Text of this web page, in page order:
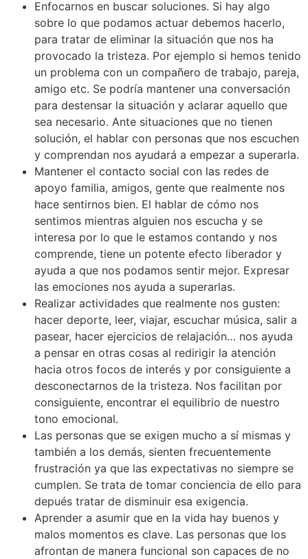
Enfocarnos en buscar soluciones. Si hay algo
sobre lo que podamos actuar debemos hacerlo,
para tratar de eliminar la situación que nos ha
provocado la tristeza. Por ejemplo si hemos tenido
un problema con un compañero de trabajo, pareja,
amigo etc. Se podría mantener una conversación
para destensar la situación y aclarar aquello que
sea necesario. Ante situaciones que no tienen
solución, el hablar con personas que nos escuchen
y comprendan nos ayudará a empezar a superarla.
Mantener el contacto social con las redes de
apoyo familia, amigos, gente que realmente nos
hace sentirnos bien. El hablar de cómo nos
sentimos mientras alguien nos escucha y se
interesa por lo que le estamos contando y nos
comprende, tiene un potente efecto liberador y
ayuda a que nos podamos sentir mejor. Expresar
las emociones nos ayuda a superarlas.
Realizar actividades que realmente nos gusten:
hacer deporte, leer, viajar, escuchar música, salir a
pasear, hacer ejercicios de relajación… nos ayuda
a pensar en otras cosas al redirigir la atención
hacia otros focos de interés y por consiguiente a
desconectarnos de la tristeza. Nos facilitan por
consiguiente, encontrar el equilibrio de nuestro
tono emocional.
Las personas que se exigen mucho a sí mismas y
también a los demás, sienten frecuentemente
frustración ya que las expectativas no siempre se
cumplen. Se trata de tomar conciencia de ello para
depués tratar de disminuir esa exigencia.
Aprender a asumir que en la vida hay buenos y
malos momentos es clave. Las personas que los
afrontan de manera funcional son capaces de no